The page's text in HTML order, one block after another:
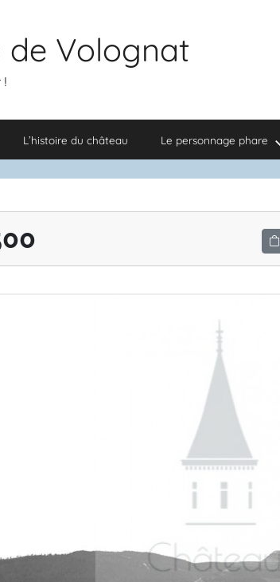
de Volognat
!
L’histoire du château Le personnage phare